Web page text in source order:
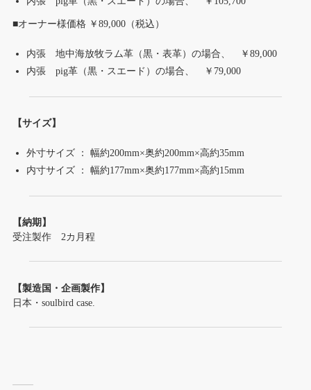
■オーナー様価格 ￥89,000（税込）
内張 地中海放牧ラム革（黒・表革）の場合、 ￥89,000
内張 pig革（黒・スエード）の場合、 ￥79,000
【サイズ】
外寸サイズ ： 幅約200mm×奥約200mm×高約35mm
内寸サイズ ： 幅約177mm×奥約177mm×高約15mm
【納期】
受注製作 2カ月程
【製造国・企画製作】
日本・soulbird case.